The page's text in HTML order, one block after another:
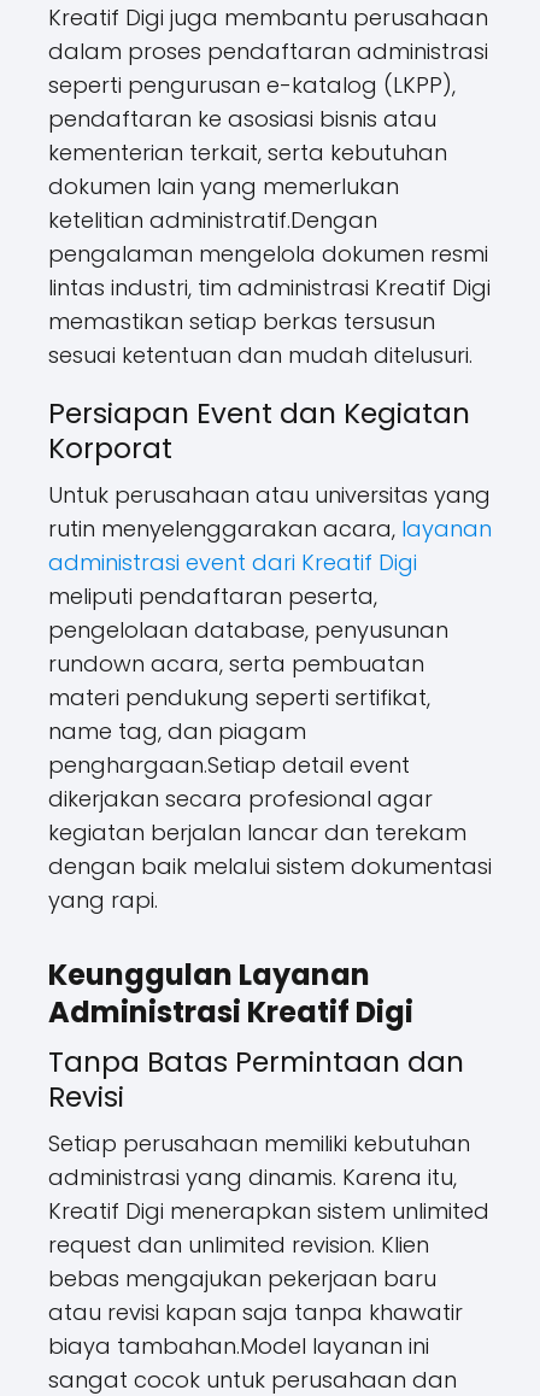
Kreatif Digi juga membantu perusahaan
dalam proses pendaftaran administrasi
seperti pengurusan e-katalog (LKPP),
pendaftaran ke asosiasi bisnis atau
kementerian terkait, serta kebutuhan
dokumen lain yang memerlukan
ketelitian administratif.Dengan
pengalaman mengelola dokumen resmi
lintas industri, tim administrasi Kreatif Digi
memastikan setiap berkas tersusun
sesuai ketentuan dan mudah ditelusuri.
Persiapan Event dan Kegiatan
Korporat
Untuk perusahaan atau universitas yang
rutin menyelenggarakan acara, layanan
administrasi event dari Kreatif Digi
meliputi pendaftaran peserta,
pengelolaan database, penyusunan
rundown acara, serta pembuatan
materi pendukung seperti sertifikat,
name tag, dan piagam
penghargaan.Setiap detail event
dikerjakan secara profesional agar
kegiatan berjalan lancar dan terekam
dengan baik melalui sistem dokumentasi
yang rapi.
Keunggulan Layanan
Administrasi Kreatif Digi
Tanpa Batas Permintaan dan
Revisi
Setiap perusahaan memiliki kebutuhan
administrasi yang dinamis. Karena itu,
Kreatif Digi menerapkan sistem unlimited
request dan unlimited revision. Klien
bebas mengajukan pekerjaan baru
atau revisi kapan saja tanpa khawatir
biaya tambahan.Model layanan ini
sangat cocok untuk perusahaan dan